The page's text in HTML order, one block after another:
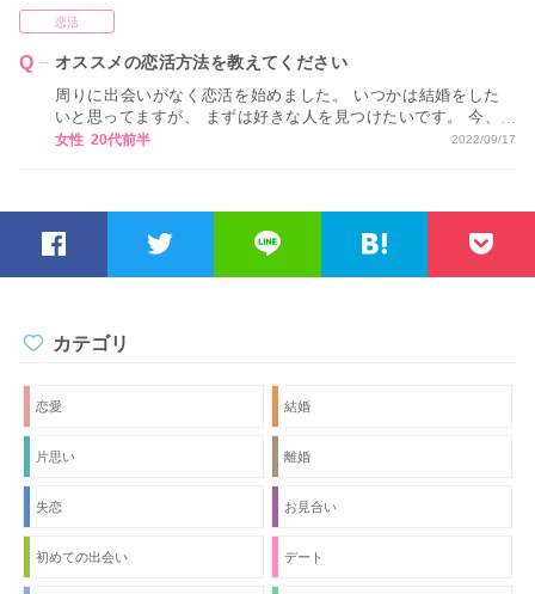
恋活
オススメの恋活方法を教えてください
周りに出会いがなく恋活を始めました。 いつかは結婚をした
いと思ってますが、 まずは好きな人を見つけたいです。 今、
24歳なのですが私くらいの年齢で オススメの恋活方法ってあ
女性 20代前半 2022/09/17
カテゴリ
恋愛 結婚
片思い 離婚
失恋 お見合い
初めての出会い デート